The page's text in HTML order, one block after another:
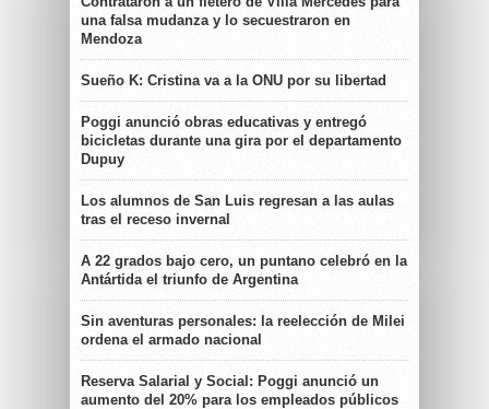
una falsa mudanza y lo secuestraron en
Mendoza
Sueño K: Cristina va a la ONU por su libertad
Poggi anunció obras educativas y entregó
bicicletas durante una gira por el departamento
Dupuy
Los alumnos de San Luis regresan a las aulas
tras el receso invernal
A 22 grados bajo cero, un puntano celebró en la
Antártida el triunfo de Argentina
Sin aventuras personales: la reelección de Milei
ordena el armado nacional
Reserva Salarial y Social: Poggi anunció un
aumento del 20% para los empleados públicos